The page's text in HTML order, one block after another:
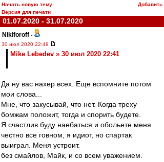
Начать новую тему
Добавить
Версия для печати
01.07.2020 - 31.07.2020
Nikiforoff -
30 июл 2020 22:49
Mike Lebedev » 30 июл 2020 22:41
Да ну вас нахер всех. Еще вспомните потом
мои слова...
Мне, что закусывай, что нет. Когда треху
бомжам положит, тогда и спорить будете.
Я счастлив буду наебаться и обольете меня
честно все говном, я идиот, но спартак
выиграл. Меня устроит.
без смайлов, Майк, и со всем уважением.